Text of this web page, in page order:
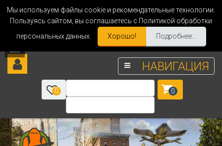
Мы используем файлы cookie и рекомендательные технологии.
Пользуясь сайтом, вы соглашаетесь с Политикой обработки
персональных данных.
Хорошо! Подробнее...
НАВИГАЦИЯ
0 0